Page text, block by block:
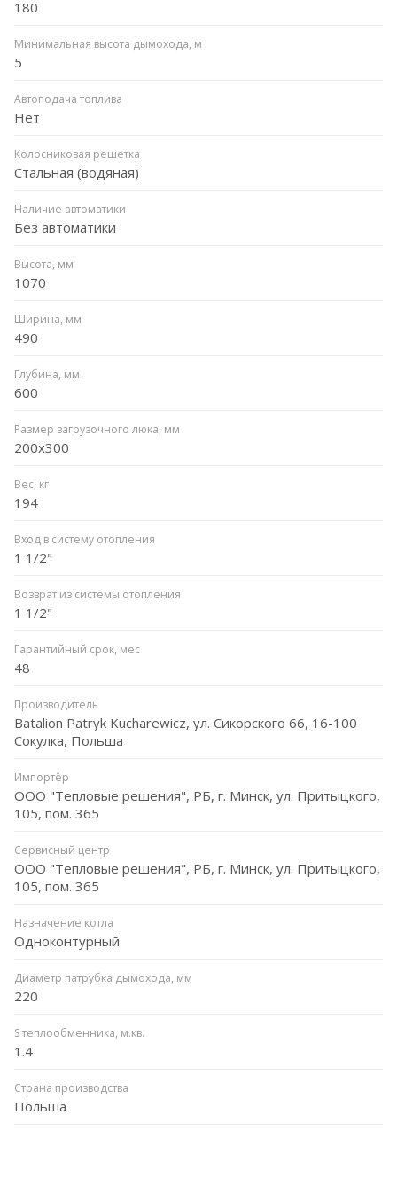
180
Минимальная высота дымохода, м
5
Автоподача топлива
Нет
Колосниковая решетка
Стальная (водяная)
Наличие автоматики
Без автоматики
Высота, мм
1070
Ширина, мм
490
Глубина, мм
600
Размер загрузочного люка, мм
200x300
Вес, кг
194
Вход в систему отопления
1 1/2"
Возврат из системы отопления
1 1/2"
Гарантийный срок, мес
48
Производитель
Batalion Patryk Kucharewicz, ул. Сикорского 66, 16-100
Сокулка, Польша
Импортёр
ООО "Тепловые решения", РБ, г. Минск, ул. Притыцкого,
105, пом. 365
Сервисный центр
ООО "Тепловые решения", РБ, г. Минск, ул. Притыцкого,
105, пом. 365
Назначение котла
Одноконтурный
Диаметр патрубка дымохода, мм
220
S теплообменника, м.кв.
1.4
Страна производства
Польша